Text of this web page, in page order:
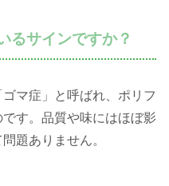
るサインですか？
マ症」と呼ばれ、ポリフ
す。品質や味にはほぼ影
題ありません。